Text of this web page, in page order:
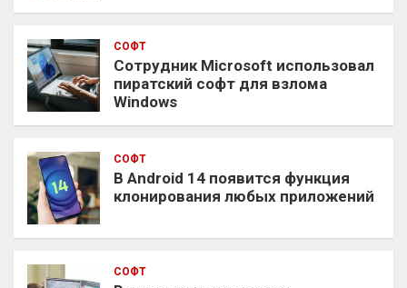
СОФТ
Сотрудник Microsoft использовал
пиратский софт для взлома
Windows
СОФТ
В Android 14 появится функция
клонирования любых приложений
СОФТ